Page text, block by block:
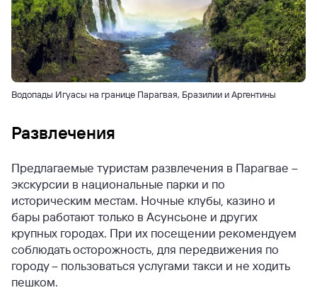
Водопады Игуасы на границе Парагвая, Бразилии и Аргентины
Развлечения
Предлагаемые туристам развлечения в Парагвае –
экскурсии в национальные парки и по
историческим местам. Ночные клубы, казино и
бары работают только в Асунсьоне и других
крупных городах. При их посещении рекомендуем
соблюдать осторожность, для передвижения по
городу – пользоваться услугами такси и не ходить
пешком.